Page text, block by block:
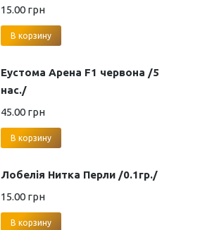
15.00 грн
В корзину
Еустома Арена F1 червона /5
нас./
45.00 грн
В корзину
Лобелія Нитка Перли /0.1гр./
15.00 грн
В корзину